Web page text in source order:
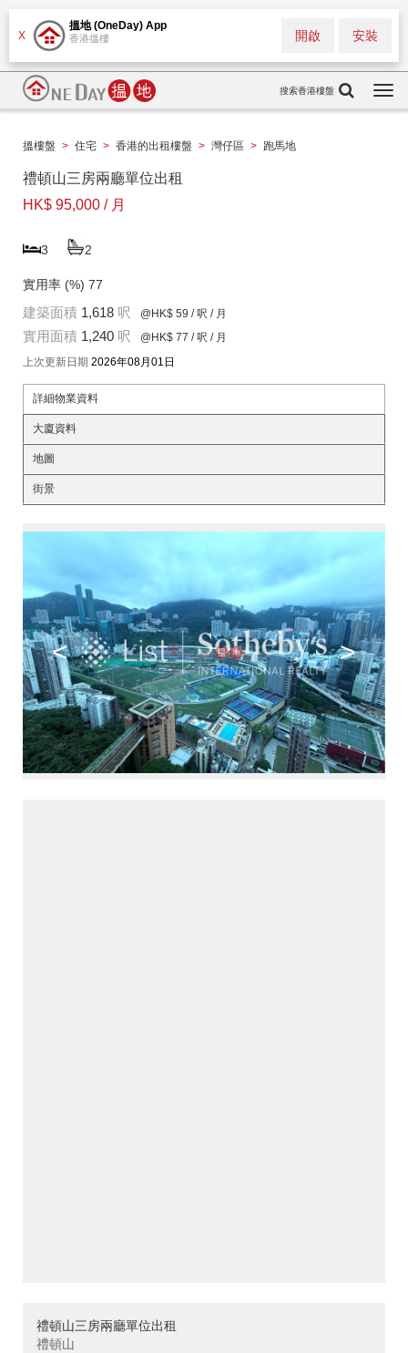
X
搵地 (OneDay) App
香港搵樓 安裝
開啟
搜索香港樓盤
搵樓盤 > 住宅 > 香港的出租樓盤 > 灣仔區 > 跑馬地
禮頓山三房兩廳單位出租
HK$ 95,000 / 月
3 2
實用率 (%) 77
建築面積 1,618 呎 @HK$ 59 / 呎 / 月
實用面積 1,240 呎 @HK$ 77 / 呎 / 月
上次更新日期 2026年08月01日
詳細物業資料
大廈資料
地圖
街景
< >
禮頓山三房兩廳單位出租
禮頓山